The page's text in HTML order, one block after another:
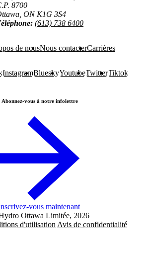
8700
ON K1G 3S4
(613) 738 6400
de nousNous contacterCarrières
InstagramBlueskyYoutubeTwitterTiktok
Abonnez-vous à notre infolettre
vous maintenant
Ottawa Limitée, 2026
d'utilisation Avis de confidentialité